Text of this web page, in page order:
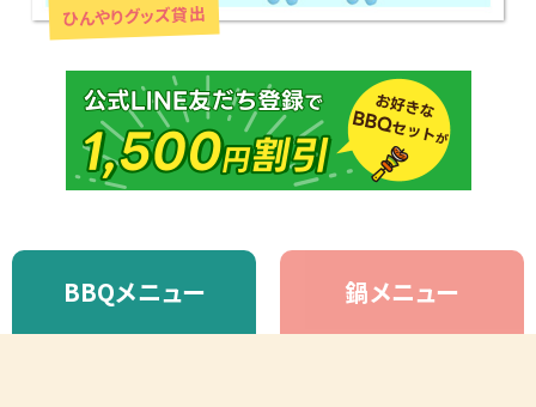
ひんやりグッズ貸出
BBQメニュー 鍋メニュー